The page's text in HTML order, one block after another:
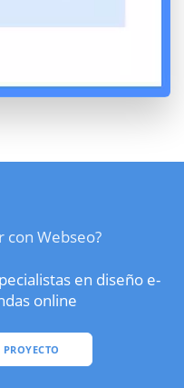
con Webseo?
en diseño e-
online